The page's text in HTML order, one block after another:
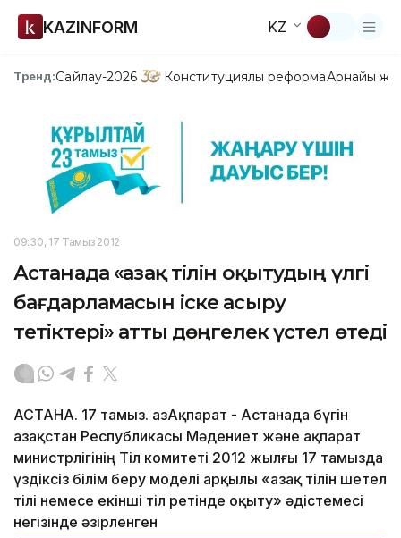
KAZINFORM KZ
Тренд:Сайлау-2026 Конституциялық реформаАрнайы
09:30, 17 Тамыз 2012
Астанада «Қазақ тілін оқытудың үлгі
бағдарламасын іске асыру
тетіктері» атты дөңгелек үстел өтеді
АСТАНА. 17 тамыз. ҚазАқпарат - Астанада бүгін
Қазақстан Республикасы Мәдениет және ақпарат
министрлігінің Тіл комитеті 2012 жылғы 17 тамызда
үздіксіз білім беру моделі арқылы «Қазақ тілін шетел
тілі немесе екінші тіл ретінде оқыту» әдістемесі
негізінде әзірленген